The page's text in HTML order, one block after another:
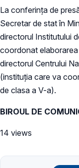
La conferința de
Secretar de stat în
directorul Institutului
coordonat
directorul Centrului
(instituția care va
de clasa a V-a).
BIROUL DE
14 views